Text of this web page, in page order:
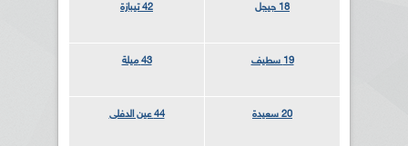
18 جيجل 42 تيبازة
19 سطيف 43 ميلة
20 سعيدة 44 عين الدفلى